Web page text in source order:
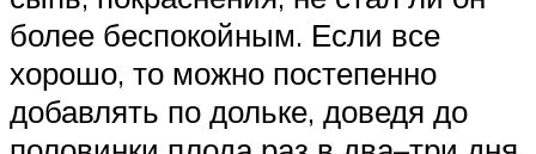
более беспокойным. Если все
хорошо, то можно постепенно
добавлять по дольке, доведя до